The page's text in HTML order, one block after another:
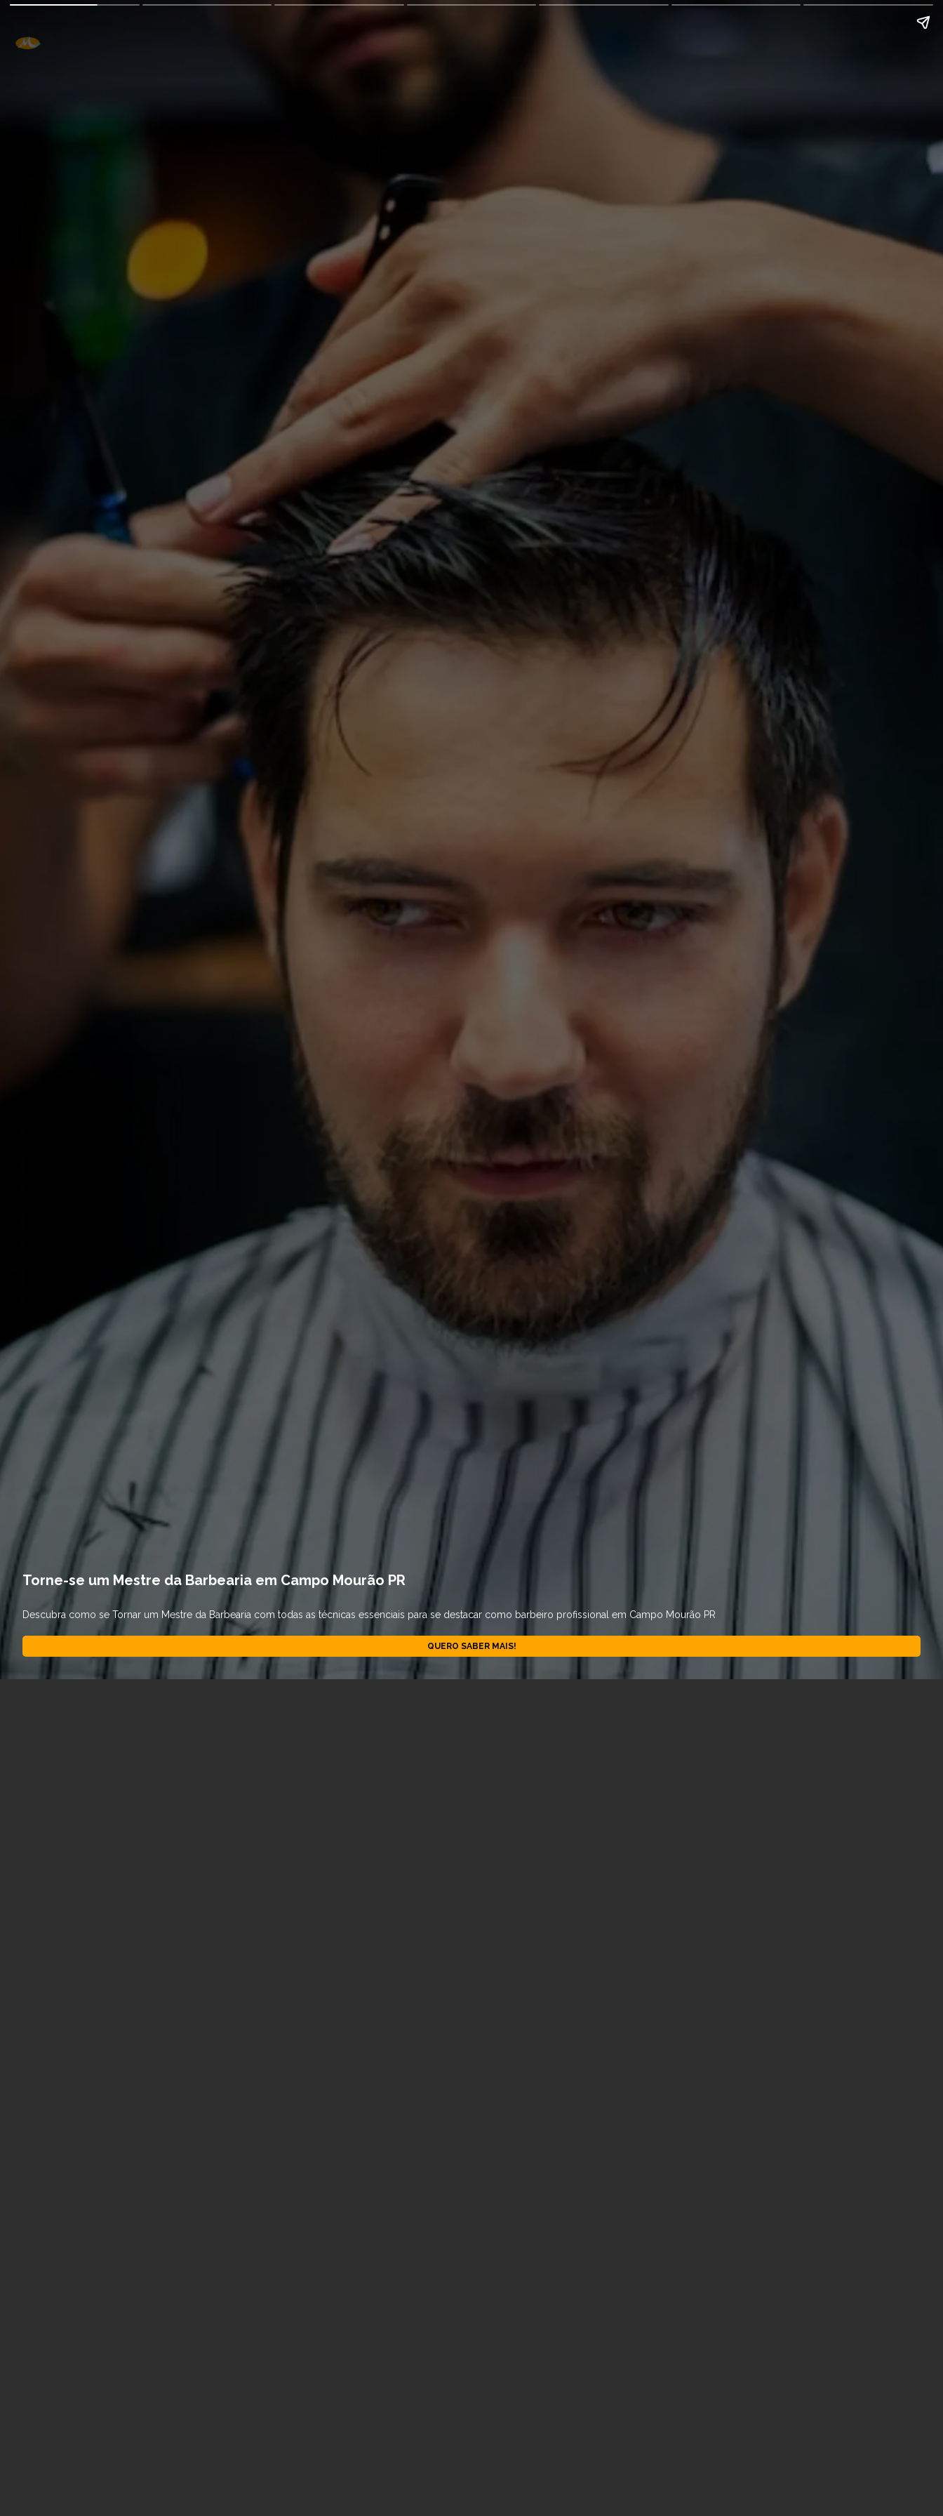
Torne-se um Mestre da Barbearia em Campo Mourão PR
Descubra como se Tornar um Mestre da Barbearia com todas as técnicas essenciais para se destacar como barbeiro profissional em Campo Mourão PR
QUERO SABER MAIS!